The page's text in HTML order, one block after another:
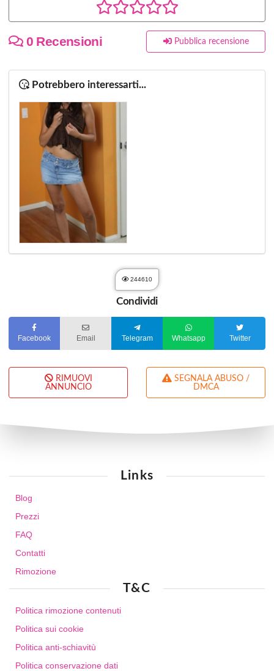
0 Recensioni Pubblica recensione
Potrebbero interessarti...
244610
Condividi
Facebook Email Telegram Whatsapp Twitter
RIMUOVI
ANNUNCIO
DMCA
Links
Blog
Prezzi
FAQ
Contatti
Rimozione
T&C
Politica rimozione contenuti
Politica sui cookie
Politica anti-schiavitù
Politica conservazione dati